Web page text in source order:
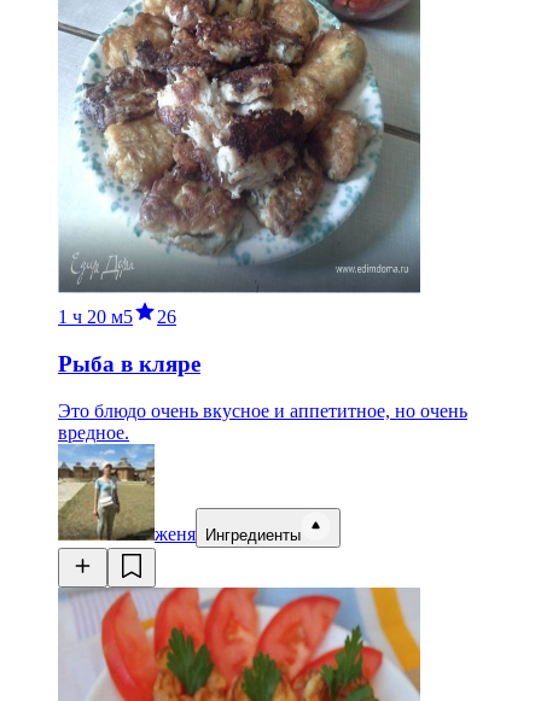
1 ч 20 м5 26
Рыба в кляре
Это блюдо очень вкусное и аппетитное, но очень
вредное.
женя Ингредиенты